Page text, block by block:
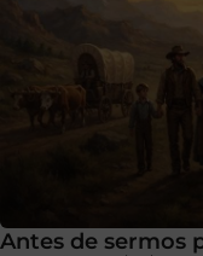
Antes de sermos